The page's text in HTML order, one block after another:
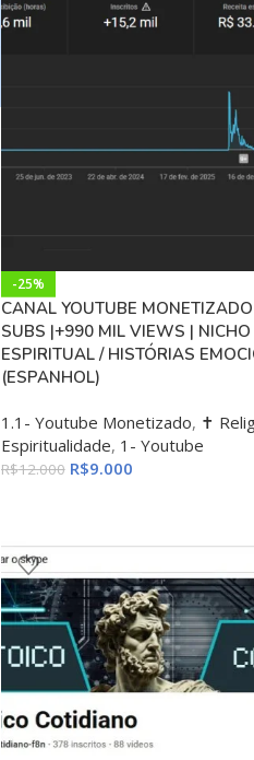
-25%
CANAL YOUTUBE
SUBS |+990 MIL VIEWS | NICHO
ESPIRITUAL / HISTÓRIAS
(ESPANHOL)
1.1- Youtube Monetizado, ✝️
Espiritualidade, 1- Youtube
R$12.000 R$9.000